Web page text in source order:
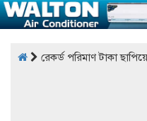
রেকর্ড পরিমাণ টাকা